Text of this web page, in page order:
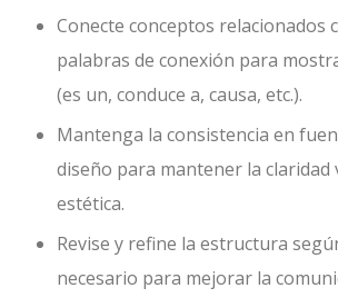
Conecte conceptos relacionados
palabras de conexión para
(es un, conduce a, causa, etc.).
Mantenga la consistencia en
diseño para mantener la claridad
estética.
Revise y refine la estructura
necesario para mejorar la